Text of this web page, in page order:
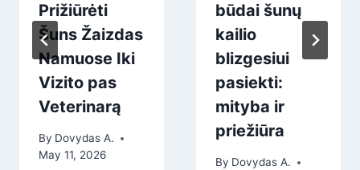
Prižiūrėti
Šuns Žaizdas
Namuose Iki
Vizito pas
Veterinarą
By Dovydas A.
May 11, 2026
būdai šunų
kailio
blizgesiui
pasiekti:
mityba ir
priežiūra
By Dovydas A.